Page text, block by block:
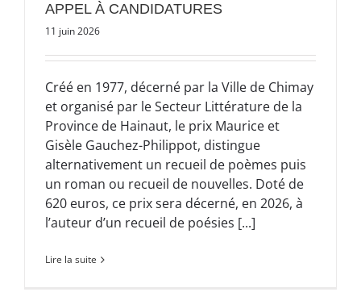
APPEL À CANDIDATURES
11 juin 2026
Créé en 1977, décerné par la Ville de Chimay
et organisé par le Secteur Littérature de la
Province de Hainaut, le prix Maurice et
Gisèle Gauchez-Philippot, distingue
alternativement un recueil de poèmes puis
un roman ou recueil de nouvelles. Doté de
620 euros, ce prix sera décerné, en 2026, à
l’auteur d’un recueil de poésies [...]
Lire la suite